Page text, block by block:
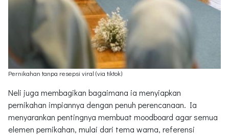
Pernikahan tanpa resepsi viral (via tiktok)
Neli juga membagikan bagaimana ia menyiapkan
pernikahan impiannya dengan penuh perencanaan. Ia
menyarankan pentingnya membuat moodboard agar semua
elemen pernikahan, mulai dari tema warna, referensi